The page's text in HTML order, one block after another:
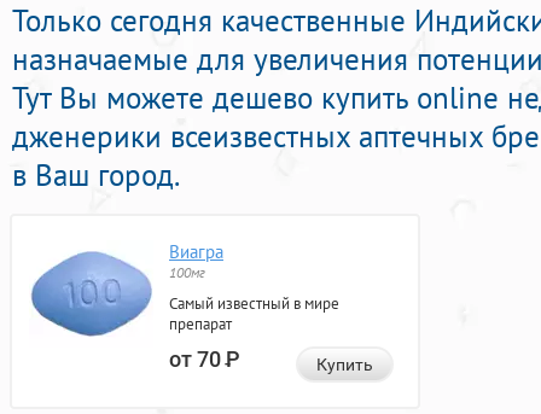
Только сегодня качественные
назначаемые для увеличения
Тут Вы можете дешево купить online
дженерики всеизвестных аптечных
в Ваш город.
Виагра
100мг
Самый известный в мире
препарат
от 70Р Купить